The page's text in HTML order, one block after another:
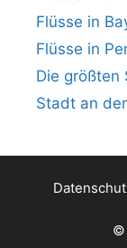
Flüsse in
Flüsse in
Die größten
Stadt an
©